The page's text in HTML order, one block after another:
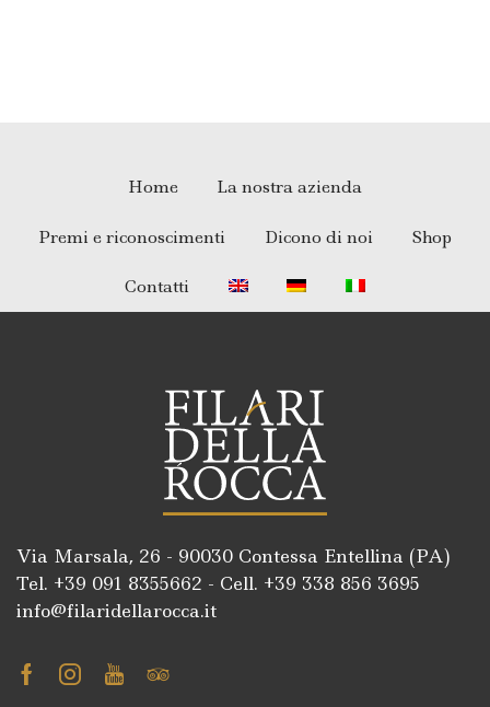
Home La nostra azienda
Premi e riconoscimenti Dicono di noi Shop
Contatti
Via Marsala, 26 - 90030 Contessa Entellina (PA)
Tel. +39 091 8355662 - Cell. +39 338 856 3695
info@filaridellarocca.it
Facebook
Instagram
YoutubeTripadvisor